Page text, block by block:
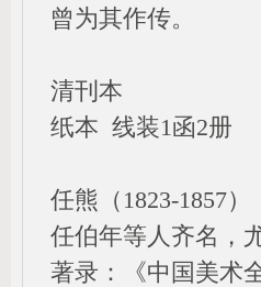
曾为其作传。
清刊本
纸本 线装1函2册
任熊（1823-1857
任伯年等人齐名，
著录：《中国美术